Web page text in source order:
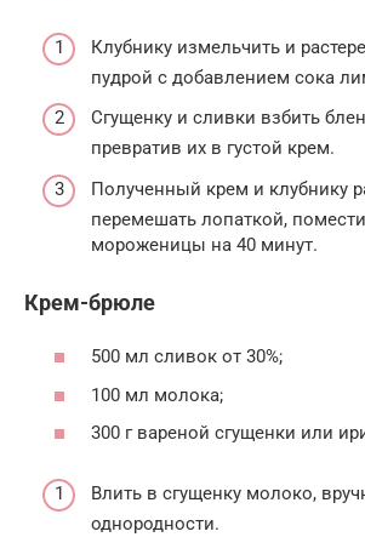
Клубнику измельчить и
пудрой с добавлением сока
Сгущенку и сливки взбить
превратив их в густой крем.
Полученный крем и клубнику
перемешать лопаткой,
мороженицы на 40 минут.
Крем-брюле
500 мл сливок от 30%;
100 мл молока;
300 г вареной сгущенки или
Влить в сгущенку молоко,
однородности.